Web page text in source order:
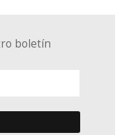
boletín